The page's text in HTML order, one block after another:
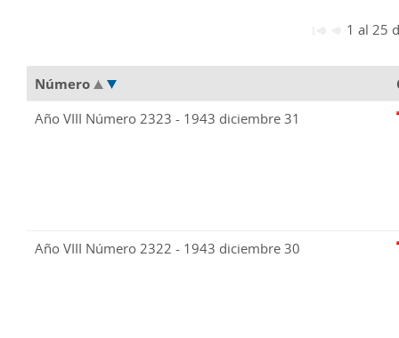
1 al 25
Número
Año VIII Número 2323 - 1943 diciembre 31
Año VIII Número 2322 - 1943 diciembre 30